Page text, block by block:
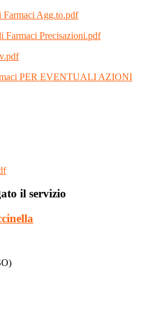
Farmaci Agg.to.pdf
Farmaci Precisazioni.pdf
PER EVENTUALI AZIONI
il servizio